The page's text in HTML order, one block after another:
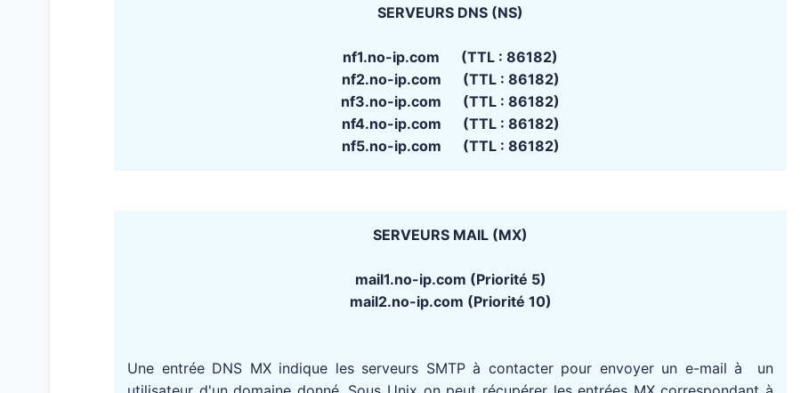
SERVEURS DNS (NS)
nf1.no-ip.com (TTL : 86182)
nf2.no-ip.com (TTL : 86182)
nf3.no-ip.com (TTL : 86182)
nf4.no-ip.com (TTL : 86182)
nf5.no-ip.com (TTL : 86182)
SERVEURS MAIL (MX)
mail1.no-ip.com (Priorité 5)
mail2.no-ip.com (Priorité 10)
Une entrée DNS MX indique les serveurs SMTP à contacter pour envoyer un e-mail à un